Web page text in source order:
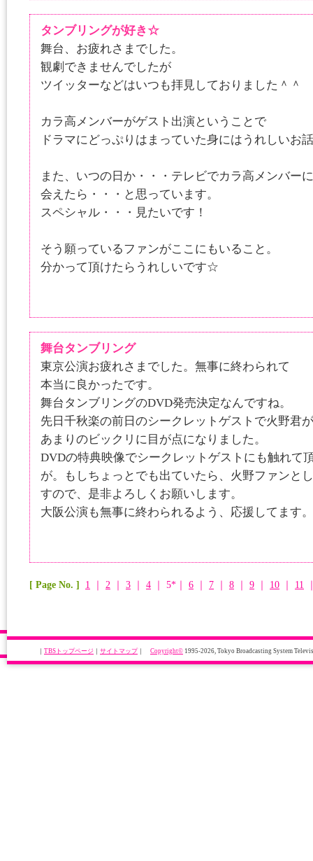
タンブリングが好き☆
舞台、お疲れさまでした。
観劇できませんでしたが
ツイッターなどはいつも拝見しておりました＾＾
カラ高メンバーがゲスト出演ということで
ドラマにどっぷりはまっていた身にはうれしいお
また、いつの日か・・・テレビでカラ高メンバーに
会えたら・・・と思っています。
スペシャル・・・見たいです！
そう願っているファンがここにもいること。
分かって頂けたらうれしいです☆
舞台タンブリング
東京公演お疲れさまでした。無事に終わられて
本当に良かったです。
舞台タンブリングのDVD発売決定なんですね。
先日千秋楽の前日のシークレットゲストで火野君
あまりのビックリに目が点になりました。
DVDの特典映像でシークレットゲストにも触れて
が。もしちょっとでも出ていたら、火野ファンと
すので、是非よろしくお願いします。
大阪公演も無事に終わられるよう、応援してます。
[ Page No. ] 1 2 3 4 ｜ 5*｜ 6 7 8 9 10 11
｜ TBSトップページ ｜ サイトマップ｜ Copyright© 1995-2026, Tokyo Broadcasting System